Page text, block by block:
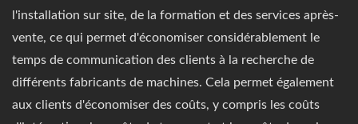
l'installation sur site, de la formation et des services après-
vente, ce qui permet d'économiser considérablement le
temps de communication des clients à la recherche de
différents fabricants de machines. Cela permet également
aux clients d'économiser des coûts, y compris les coûts